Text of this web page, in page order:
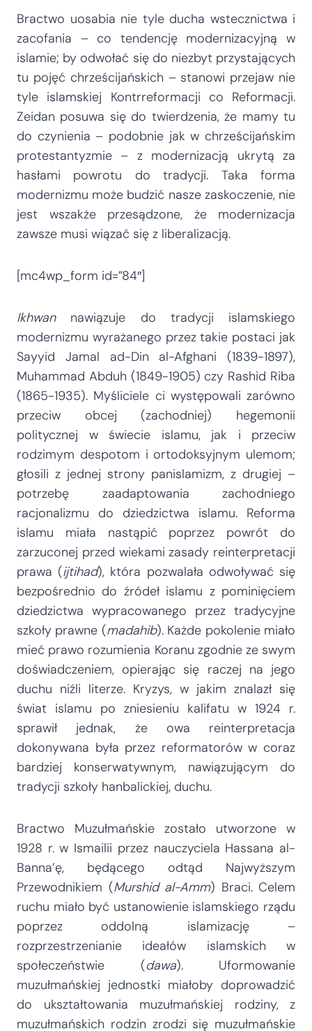
Bractwo uosabia nie tyle ducha wstecznictwa i
zacofania – co tendencję modernizacyjną w
islamie; by odwołać się do niezbyt przystających
tu pojęć chrześcijańskich – stanowi przejaw nie
tyle islamskiej Kontrreformacji co Reformacji.
Zeidan posuwa się do twierdzenia, że mamy tu
do czynienia – podobnie jak w chrześcijańskim
protestantyzmie – z modernizacją ukrytą za
hasłami powrotu do tradycji. Taka forma
modernizmu może budzić nasze zaskoczenie, nie
jest wszakże przesądzone, że modernizacja
zawsze musi wiązać się z liberalizacją.
[mc4wp_form id=”84″]
Ikhwannawiązuje do tradycji islamskiego
modernizmu wyrażanego przez takie postaci jak
Sayyid Jamal ad-Din al-Afghani (1839-1897),
Muhammad Abduh (1849-1905) czy Rashid Riba
(1865-1935). Myśliciele ci występowali zarówno
przeciw obcej (zachodniej) hegemonii
politycznej w świecie islamu, jak i przeciw
rodzimym despotom i ortodoksyjnym ulemom;
głosili z jednej strony panislamizm, z drugiej –
potrzebę zaadaptowania zachodniego
racjonalizmu do dziedzictwa islamu. Reforma
islamu miała nastąpić poprzez powrót do
zarzuconej przed wiekami zasady reinterpretacji
prawa (ijtihad), która pozwalała odwoływać się
bezpośrednio do źródeł islamu z pominięciem
dziedzictwa wypracowanego przez tradycyjne
szkoły prawne (madahib). Każde pokolenie miało
mieć prawo rozumienia Koranu zgodnie ze swym
doświadczeniem, opierając się raczej na jego
duchu niźli literze. Kryzys, w jakim znalazł się
świat islamu po zniesieniu kalifatu w 1924 r.
sprawił jednak, że owa reinterpretacja
dokonywana była przez reformatorów w coraz
bardziej konserwatywnym, nawiązującym do
tradycji szkoły hanbalickiej, duchu.
Bractwo Muzułmańskie zostało utworzone w
1928 r. w Ismailii przez nauczyciela Hassana al-
Banna’ę, będącego odtąd Najwyższym
Przewodnikiem (Murshid al-Amm) Braci. Celem
ruchu miało być ustanowienie islamskiego rządu
poprzez oddolną islamizację –
rozprzestrzenianie ideałów islamskich w
społeczeństwie (dawa). Uformowanie
muzułmańskiej jednostki miałoby doprowadzić
do ukształtowania muzułmańskiej rodziny, z
muzułmańskich rodzin zrodzi się muzułmańskie